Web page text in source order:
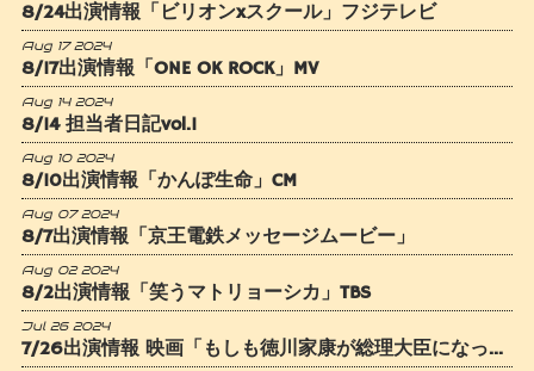
8/24出演情報「ビリオンxスクール」フジテレビ
Aug 17 2024
8/17出演情報「ONE OK ROCK」MV
Aug 14 2024
8/14 担当者日記vol.1
Aug 10 2024
8/10出演情報「かんぽ生命」CM
Aug 07 2024
8/7出演情報「京王電鉄メッセージムービー」
Aug 02 2024
8/2出演情報「笑うマトリョーシカ」TBS
Jul 26 2024
7/26出演情報 映画「もしも徳川家康が総理大臣になったら」